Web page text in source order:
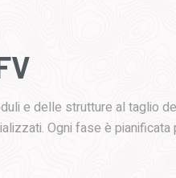
e delle strutture al taglio
Ogni fase è